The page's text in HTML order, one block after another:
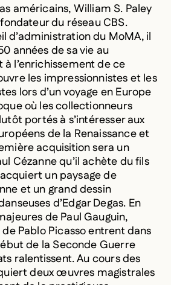
américains, William S. Paley
du réseau CBS.
d’administration du MoMA, il
années de sa vie au
l’enrichissement de ce
les impressionnistes et les
lors d’un voyage en Europe
où les collectionneurs
portés à s’intéresser aux
de la Renaissance et
acquisition sera un
Cézanne qu’il achète du fils
un paysage de
et un grand dessin
d’Edgar Degas. En
de Paul Gauguin,
Pablo Picasso entrent dans
de la Seconde Guerre
ralentissent. Au cours des
deux œuvres magistrales